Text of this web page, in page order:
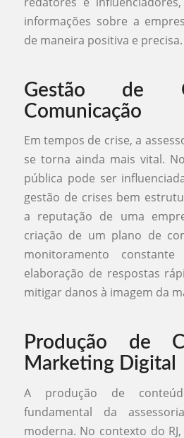
informações sobre a
de maneira positiva e precisa.
Gestão de
Comunicação
Em tempos de crise, a
se torna ainda mais vital.
pública pode ser
gestão de crises bem
a reputação de uma
criação de um plano de
monitoramento
elaboração de respostas
mitigar danos à imagem da
Produção de
Marketing Digital
A produção de
fundamental da
moderna. No contexto do